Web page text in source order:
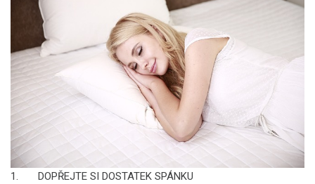
1. DOPŘEJTE SI DOSTATEK SPÁNKU